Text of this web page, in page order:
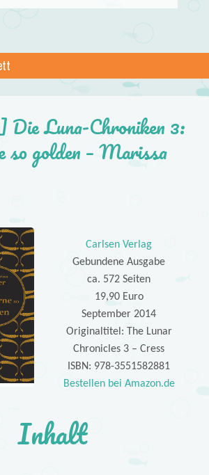
Die Luna-Chroniken 3:
so golden – Marissa
Carlsen Verlag
Gebundene Ausgabe
ca. 572 Seiten
19,90 Euro
September 2014
Originaltitel: The Lunar
Chronicles 3 – Cress
ISBN: 978-3551582881
Bestellen bei Amazon.de
Inhalt